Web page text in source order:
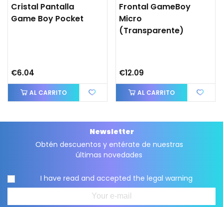
Cristal Pantalla
Game Boy Pocket
€6.04
AL CARRITO
Frontal GameBoy
Micro
(transparente)
€12.09
AL CARRITO
Newsletter
Obtén descuentos y entérate de nuestras
últimas novedades
I have read and accepted the legal warning